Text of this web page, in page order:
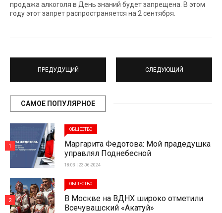
продажа алкоголя в День знаний будет запрещена. В этом
году этот запрет распространяется на 2 сентября.
ПРЕДУДУЩИЙ СЛЕДУЮЩИЙ
САМОЕ ПОПУЛЯРНОЕ
ОБЩЕСТВО
Маргарита Федотова: Мой прадедушка
управлял Поднебесной
18:03 | 23-06-2024
1
ОБЩЕСТВО
В Москве на ВДНХ широко отметили
Всечувашский «Акатуй»
2